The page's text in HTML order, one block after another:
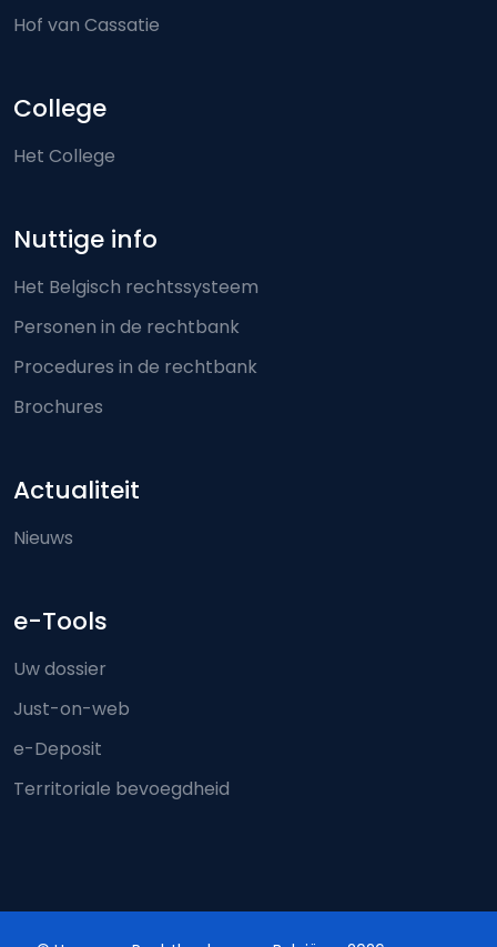
Hof van Cassatie
College
Het College
Nuttige info
Het Belgisch rechtssysteem
Personen in de rechtbank
Procedures in de rechtbank
Brochures
Actualiteit
Nieuws
e-Tools
Uw dossier
Just-on-web
e-Deposit
Territoriale bevoegdheid